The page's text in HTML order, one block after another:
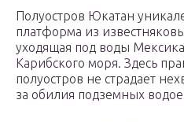
Полуостров Юкатан
платформа из
уходящая под воды
Карибского моря. Здесь
полуостров не страдает
за обилия подземных